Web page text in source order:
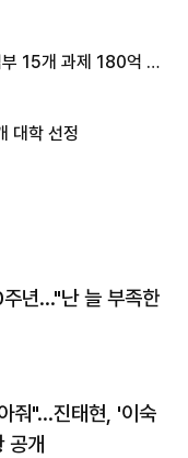
15개 과제 180억 지
대학 선정
년…"난 늘 부족한
줘"…진태현, '이숙
공개